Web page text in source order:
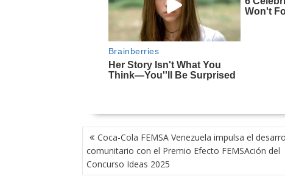
NAVEGACIÓN
DE
ENTRADAS
Coca-Cola FEMSA Venezuela impulsa el
comunitario con el Premio Efecto FEMSAción del
Concurso Ideas 2025